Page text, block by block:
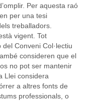
Per aquesta raó
per una tesi
treballadors.
vigent. Tot
Conveni Col·lectiu
consideren que el
no pot ser mantenir
Llei considera
a altres fonts de
professionals, o